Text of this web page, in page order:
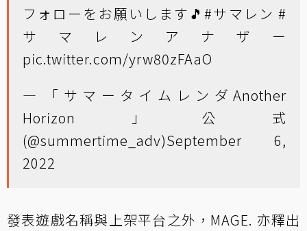
フォローをお願いします🎵#サマレン #
サマレンアナザー
pic.twitter.com/yrw80zFAaO
— 「サマータイムレンダAnother
Horizon」公式
(@summertime_adv)September 6,
2022
發表遊戲名稱與上架平台之外，MAGE. 亦釋出